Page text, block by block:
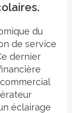
du
de service
dernier
éclairage